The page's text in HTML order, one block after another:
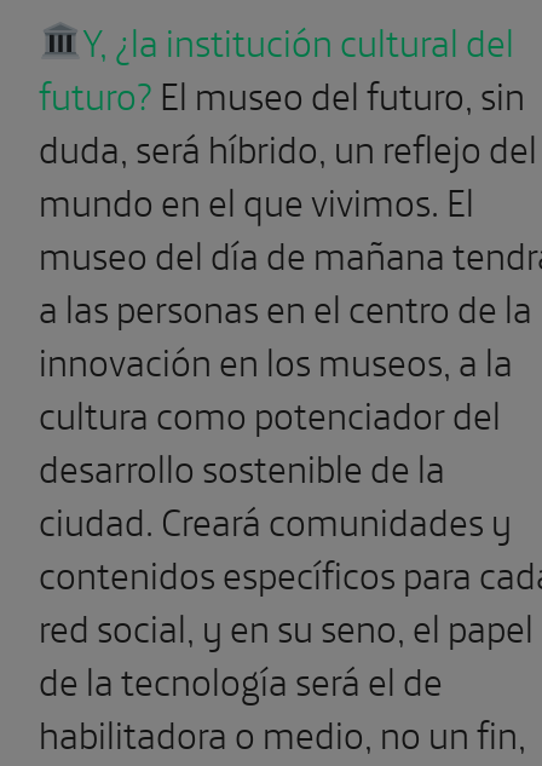
mundo en el que vivimos. El
museo del día de mañana
a las personas en el centro de la
innovación en los museos, a la
cultura como potenciador del
desarrollo sostenible de la
ciudad. Creará comunidades y
contenidos específicos para
red social, y en su seno, el papel
de la tecnología será el de
habilitadora o medio, no un fin,
de todo aquello que queremos
crear.